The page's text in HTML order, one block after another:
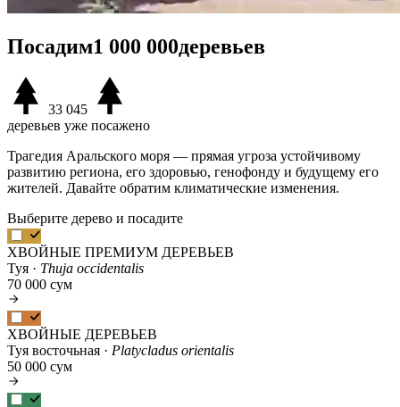
Посадим1 000 000деревьев
33 045
деревьев уже посажено
Трагедия Аральского моря — прямая угроза устойчивому
развитию региона, его здоровью, генофонду и будущему его
жителей. Давайте обратим климатические изменения.
Выберите дерево и посадите
ХВОЙНЫЕ ПРЕМИУМ ДЕРЕВЬЕВ
Туя · Thuja occidentalis
70 000 сум
ХВОЙНЫЕ ДЕРЕВЬЕВ
Туя восточьная · Platycladus orientalis
50 000 сум